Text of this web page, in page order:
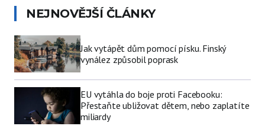
NEJNOVĚJŠÍ ČLÁNKY
Jak vytápět dům pomocí písku. Finský
vynález způsobil poprask
EU vytáhla do boje proti Facebooku:
Přestaňte ubližovat dětem, nebo zaplatíte
miliardy